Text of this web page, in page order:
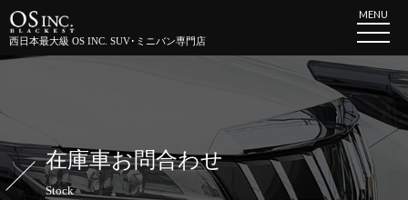
西日本最大級 OS INC. SUV･ミニバン専門店
MENU
在庫車お問合わせ
Stock